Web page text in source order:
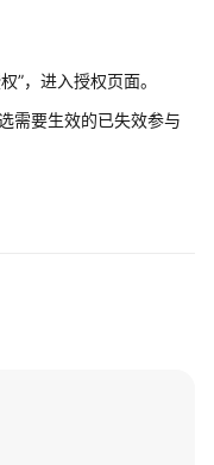
”，进入授权页面。
需要生效的已失效参与